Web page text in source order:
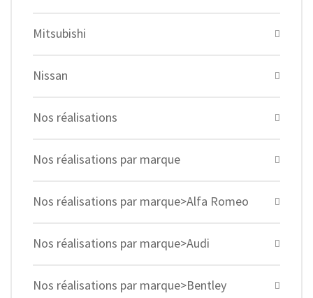
Mitsubishi
Nissan
Nos réalisations
Nos réalisations par marque
Nos réalisations par marque>Alfa Romeo
Nos réalisations par marque>Audi
Nos réalisations par marque>Bentley